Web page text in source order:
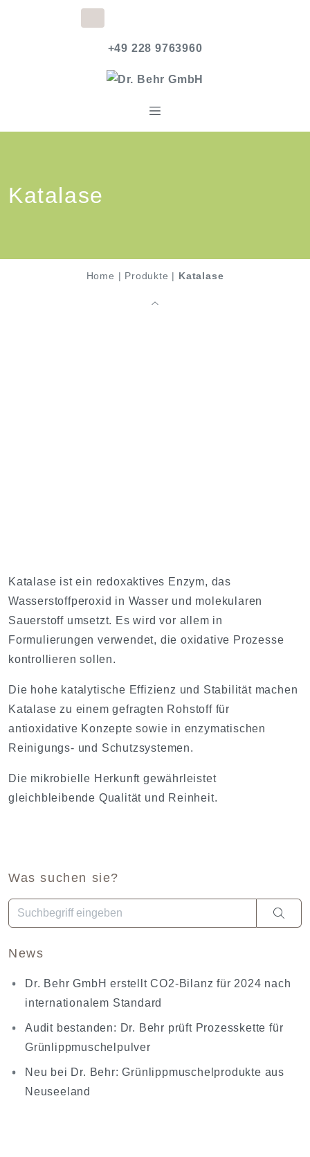
+49 228 9763960
Katalase
Home | Produkte | Katalase
Katalase ist ein redoxaktives Enzym, das
Wasserstoffperoxid in Wasser und molekularen
Sauerstoff umsetzt. Es wird vor allem in
Formulierungen verwendet, die oxidative Prozesse
kontrollieren sollen.
Die hohe katalytische Effizienz und Stabilität machen
Katalase zu einem gefragten Rohstoff für
antioxidative Konzepte sowie in enzymatischen
Reinigungs- und Schutzsystemen.
Die mikrobielle Herkunft gewährleistet
gleichbleibende Qualität und Reinheit.
Was suchen sie?
Wenn die Ergebnisse der automatischen
News
Dr. Behr GmbH erstellt CO2-Bilanz für 2024 nach
internationalem Standard
Audit bestanden: Dr. Behr prüft Prozesskette für
Grünlippmuschelpulver
Neu bei Dr. Behr: Grünlippmuschelprodukte aus
Neuseeland